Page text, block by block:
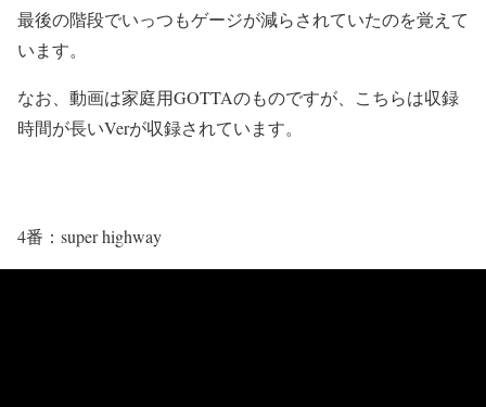
最後の階段でいっつもゲージが減らされていたのを覚えて
います。
なお、動画は家庭用GOTTAのものですが、こちらは収録
時間が長いVerが収録されています。
4番：super highway